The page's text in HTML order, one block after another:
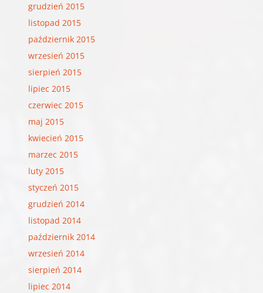
grudzień 2015
listopad 2015
październik 2015
wrzesień 2015
sierpień 2015
lipiec 2015
czerwiec 2015
maj 2015
kwiecień 2015
marzec 2015
luty 2015
styczeń 2015
grudzień 2014
listopad 2014
październik 2014
wrzesień 2014
sierpień 2014
lipiec 2014